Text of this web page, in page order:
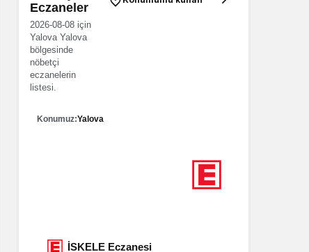
Eczaneler
2026-08-08 için
Yalova Yalova
bölgesinde
nöbetçi
eczanelerin
listesi.
Konumuz:Yalova
DURU Eczanesi